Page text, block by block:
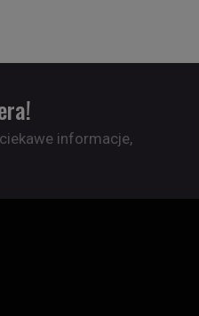
informacje,